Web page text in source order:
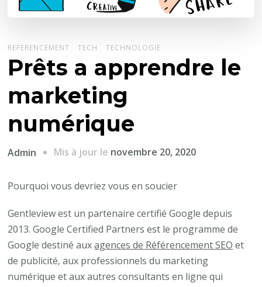
REFERENCEMENT TECH TECHNOLOGIE
Prêts a apprendre le
marketing
numérique
Admin Mis à jour le novembre 20, 2020
Pourquoi vous devriez vous en soucier
Gentleview est un partenaire certifié Google depuis
2013. Google Certified Partners est le programme de
Google destiné auxagences de Référencement SEO et
de publicité, aux professionnels du marketing
numérique et aux autres consultants en ligne qui